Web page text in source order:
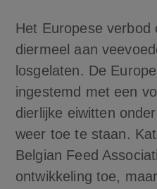
Het Europese verbod
diermeel aan
losgelaten. De
ingestemd met een
dierlijke eiwitten
weer toe te staan.
Belgian Feed
ontwikkeling toe,